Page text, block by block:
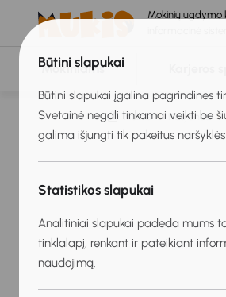
Būtini slapukai
Būtini slapukai įgalina pagrindines
Svetainė negali tinkamai veikti be
galima išjungti tik pakeitus
Statistikos slapukai
Analitiniai slapukai padeda mums
tinklalapį, renkant ir pateikiant
naudojimą.
Mokinių ugdymo
Mokiniams Karjeros
Titulinis Naujienos